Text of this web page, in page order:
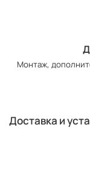
Монтаж,
Доставка и